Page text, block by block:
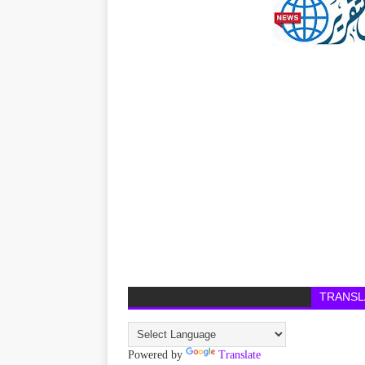
Powered by Translate